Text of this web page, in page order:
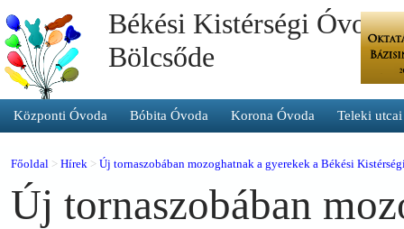
Békési Kistérségi Óvoda
Bölcsőde
Központi Óvoda Bóbita Óvoda Korona Óvoda Teleki
Főoldal > Hírek > Új tornaszobában mozoghatnak a gyerekek a Békési
Új tornaszobában